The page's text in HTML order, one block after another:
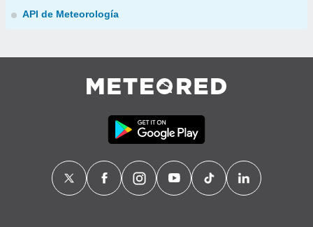
API de Meteorología